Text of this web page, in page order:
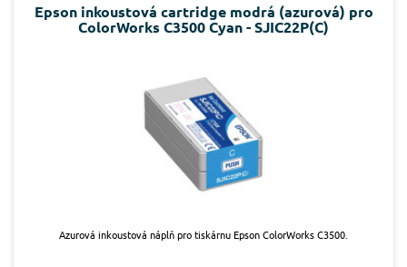
Epson inkoustová cartridge modrá (azurová) pro
ColorWorks C3500 Cyan - SJIC22P(C)
Azurová inkoustová náplň pro tiskárnu Epson ColorWorks C3500.